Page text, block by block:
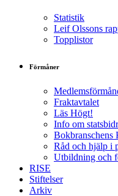
Statistik
Leif Olssons
Topplistor
Förmåner
Fraktavtalet
Läs Högt!
Info om
Råd och hjälp i
Utbildning och
RISE
Stiftelser
Arkiv